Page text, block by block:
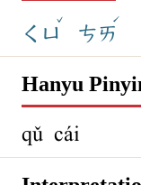
ㄑㄩ
ˇ
ㄘㄞ
ˊ
Hanyu
qǔ cái